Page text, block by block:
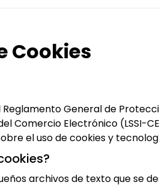
Cookies
General de
Comercio Electrónico (LSSI-
el uso de cookies y
archivos de texto que se